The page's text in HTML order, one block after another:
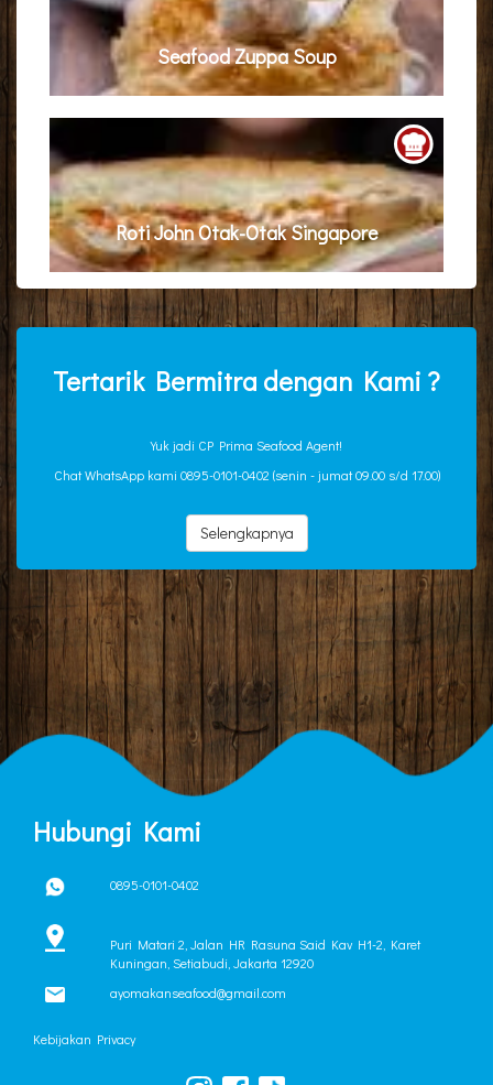
Seafood Zuppa Soup
Roti John Otak-Otak Singapore
Tertarik Bermitra dengan Kami ?
Yuk jadi CP Prima Seafood Agent!
Chat WhatsApp kami 0895-0101-0402 (senin - jumat 09.00 s/d 17.00)
Selengkapnya
Hubungi Kami
0895-0101-0402
Puri Matari 2, Jalan HR Rasuna Said Kav H1-2, Karet
Kuningan, Setiabudi, Jakarta 12920
ayomakanseafood@gmail.com
Kebijakan Privacy